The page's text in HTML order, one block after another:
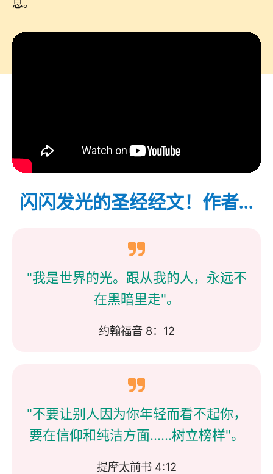
息。
闪闪发光的圣经经文！作者...
"我是世界的光。跟从我的人，永远不
在黑暗里走"。
约翰福音 8：12
"不要让别人因为你年轻而看不起你，
要在信仰和纯洁方面......树立榜样"。
提摩太前书 4:12